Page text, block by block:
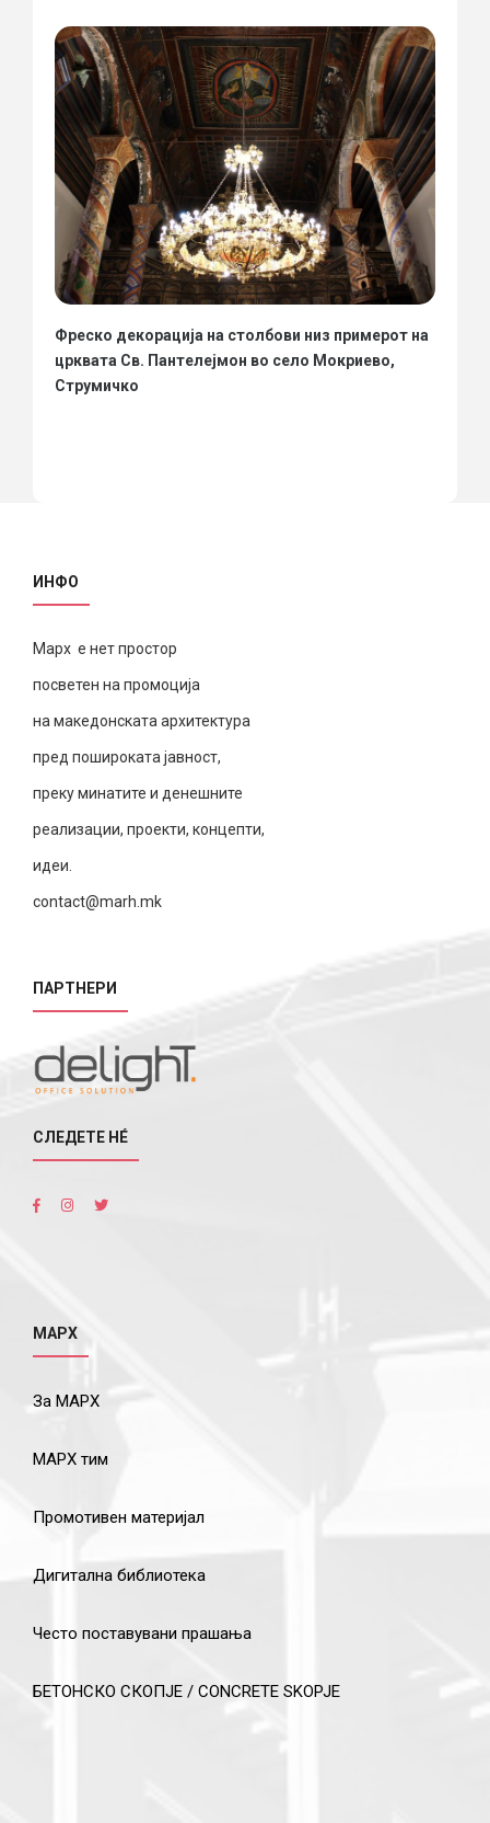
Фреско декорација на столбови низ примерот на
црквата Св. Пантелејмон во село Мокриево,
Струмичко
ИНФО
Марх е нет простор
посветен на промоција
на македонската архитектура
пред пошироката јавност,
преку минатите и денешните
реализации, проекти, концепти,
идеи.
contact@marh.mk
ПАРТНЕРИ
СЛЕДЕТЕ НÉ
МАРХ
За МАРХ
МАРХ тим
Промотивен материјал
Дигитална библиотека
Често поставувани прашања
БЕТОНСКО СКОПЈЕ / CONCRETE SKOPJE